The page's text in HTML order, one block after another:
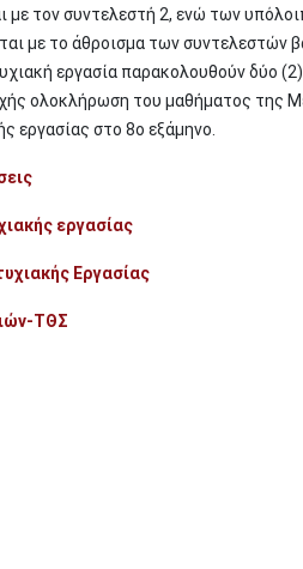
με τον συντελεστή 2, ενώ των
με το άθροισμα των
εργασία παρακολουθούν δύο
ολοκλήρωση του μαθήματος της
εργασίας στο 8ο εξάμηνο.
εργασίας
Εργασίας
ΤΘΣ